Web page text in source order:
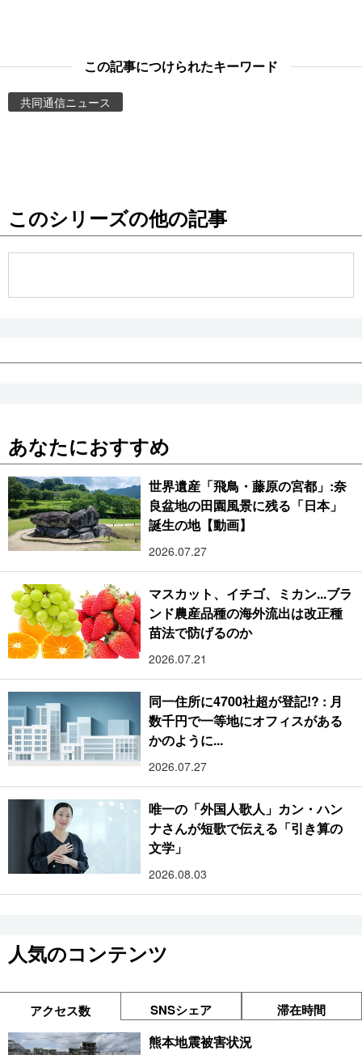
スポーツ・東京2020
Images
この記事につけられたキーワード
共同通信ニュース
このシリーズの他の記事
あなたにおすすめ
世界遺産「飛鳥・藤原の宮都」:奈
良盆地の田園風景に残る「日本」
誕生の地【動画】
2026.07.27
マスカット、イチゴ、ミカン...ブラ
ンド農産品種の海外流出は改正種
苗法で防げるのか
2026.07.21
同一住所に4700社超が登記!? : 月
数千円で一等地にオフィスがある
かのように...
2026.07.27
唯一の「外国人歌人」カン・ハン
ナさんが短歌で伝える「引き算の
文学」
2026.08.03
人気のコンテンツ
アクセス数 SNSシェア 滞在時間
熊本地震被害状況